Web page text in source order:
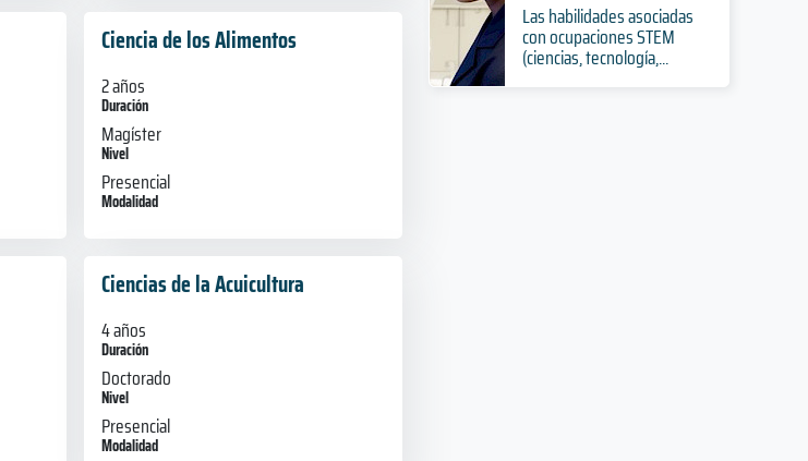
Ciencia de los Alimentos
2 años
Duración
Magíster
Nivel
Presencial
Modalidad
Ciencias de la Acuicultura
4 años
Duración
Doctorado
Nivel
Presencial
Modalidad
Las habilidades asociadas
con ocupaciones STEM
(ciencias, tecnología,...